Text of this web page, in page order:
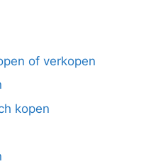
of verkopen
kopen